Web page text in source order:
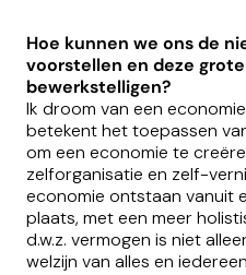
Hoe kunnen we ons de
voorstellen en deze
bewerkstelligen?
Ik droom van een
betekent het toepassen
om een economie te
zelforganisatie en zelf-
economie ontstaan vanuit
plaats, met een meer
d.w.z. vermogen is niet
welzijn van alles en